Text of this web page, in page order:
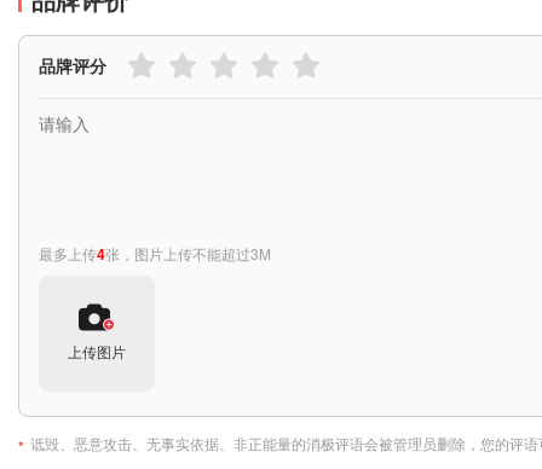
品牌评分
最多上传4张，图片上传不能超过3M
上传图片
* 诋毁、恶意攻击、无事实依据、非正能量的消极评语会被管理员删除，您的评